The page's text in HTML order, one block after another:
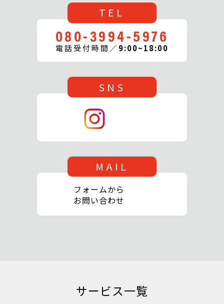
TEL
080-3994-5976
電話受付時間／9:00~18:00
SNS
MAIL
フォームから
お問い合わせ
サービス一覧